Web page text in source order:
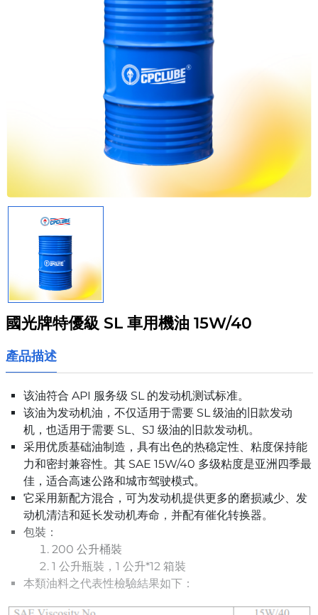
國光牌特優級 SL 車用機油 15W/40
產品描述
该油符合 API 服务级 SL 的发动机测试标准。
该油为发动机油，不仅适用于需要 SL 级油的旧款发动
机，也适用于需要 SL、SJ 级油的旧款发动机。
采用优质基础油制造，具有出色的热稳定性、粘度保持能
力和密封兼容性。其 SAE 15W/40 多级粘度是亚洲四季最
佳，适合高速公路和城市驾驶模式。
它采用新配方混合，可为发动机提供更多的磨损减少、发
动机清洁和延长发动机寿命，并配有催化转换器。
包裝：
200 公升桶裝
1 公升瓶裝，1 公升*12 箱裝
本類油料之代表性檢驗結果如下：